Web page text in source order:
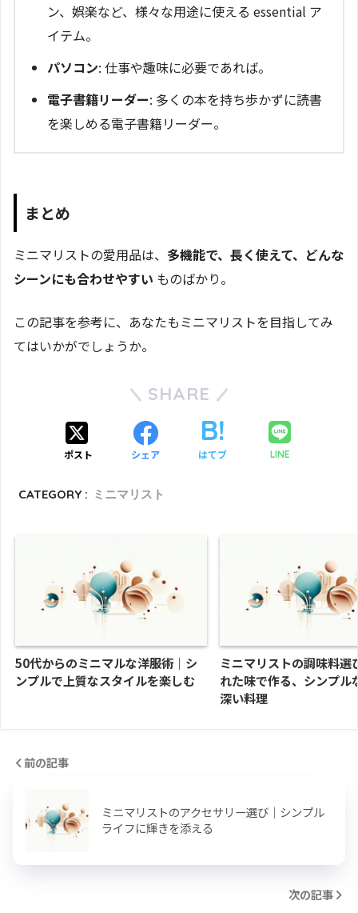
ン、娯楽など、様々な用途に使える essential ア
イテム。
パソコン: 仕事や趣味に必要であれば。
電子書籍リーダー: 多くの本を持ち歩かずに読書
を楽しめる電子書籍リーダー。
まとめ
ミニマリストの愛用品は、 多機能で、長く使えて、どんな
シーンにも合わせやすい ものばかり。
この記事を参考に、あなたもミニマリストを目指してみ
てはいかがでしょうか。
SHARE
ポスト シェア はてブ LINE
CATEGORY : ミニマリスト
50代からのミニマルな洋服術｜シ
ンプルで上質なスタイルを楽しむ
ミニマリストの調味料選
れた味で作る、シンプル
深い料理
前の記事
ミニマリストのアクセサリー選び｜シンプル
ライフに輝きを添える
次の記事